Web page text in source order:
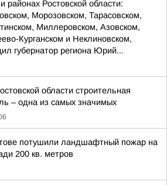
районах Ростовской области:
Морозовском, Тарасовском,
Миллеровском, Азовском,
Курганском и Неклиновском,
губернатор региона Юрий...
области строительная
– одна из самых значимых
потушили ландшафтный пожар на
200 кв. метров